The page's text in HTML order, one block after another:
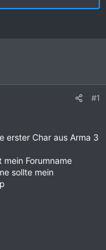
#1
erster Char aus Arma 3
Forumname
sollte mein